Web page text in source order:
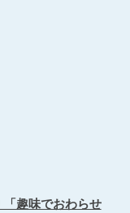
趣味でおわらせ